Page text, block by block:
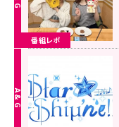
番組レポ